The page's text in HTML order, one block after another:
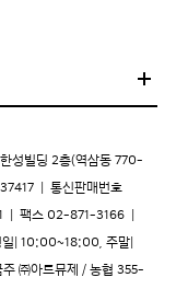
성빌딩 2층(역삼동 770-
통신판매번호
팩스 02-871-3166
일| 10:00~18:00, 주말|
주 ㈜아트뮤제 / 농협 355-